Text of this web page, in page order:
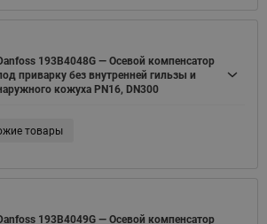
193B4048G — Осевой компенсатор
приварку без внутренней гильзы и
кожуха PN16, DN300
товары
193B4049G — Осевой компенсатор